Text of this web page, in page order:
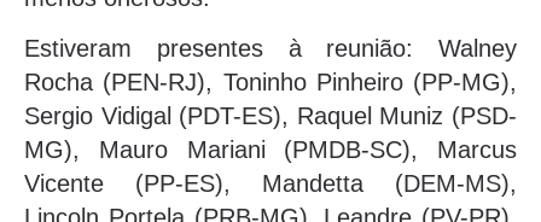
Estiveram presentes à reunião: Walney
Rocha (PEN-RJ), Toninho Pinheiro (PP-MG),
Sergio Vidigal (PDT-ES), Raquel Muniz (PSD-
MG), Mauro Mariani (PMDB-SC), Marcus
Vicente (PP-ES), Mandetta (DEM-MS),